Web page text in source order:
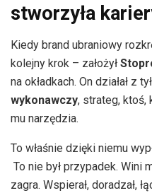
stworzyła
Kiedy brand ubraniowy
kolejny krok – założył
na okładkach. On działał z
wykonawczy, strateg, ktoś,
mu narzędzia.
To właśnie dzięki niemu
To nie był przypadek. Wini
zagra. Wspierał, doradzał,